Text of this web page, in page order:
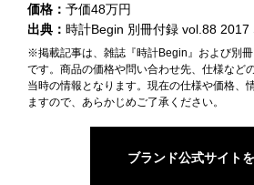
価格： 予価48万円
出典： 時計Begin 別冊付録 vol.88 2017
※掲載記事は、雑誌『時計Begin』および別
です。商品の価格や問い合わせ先、仕様など
当時の情報となります。現在の仕様や価格、
ますので、あらかじめご了承ください。
ブランド公式サイト